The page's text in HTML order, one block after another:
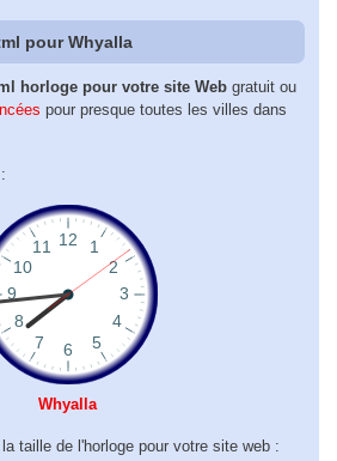
pour Whyalla
horloge pour votre site Web gratuit ou
pour presque toutes les villes dans
Whyalla
taille de l'horloge pour votre site web :